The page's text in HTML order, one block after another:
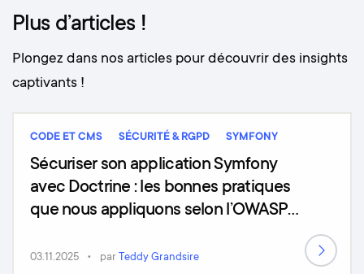
Plus d’articles !
Plongez dans nos articles pour découvrir des insights
captivants !
CODE ET CMS SÉCURITÉ & RGPD SYMFONY
Sécuriser son application Symfony
avec Doctrine : les bonnes pratiques
que nous appliquons selon l’OWASP
03.11.2025 par Teddy Grandsire